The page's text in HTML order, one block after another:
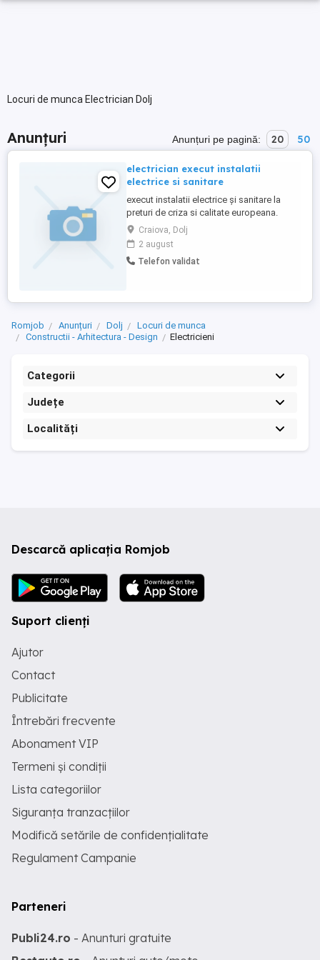
Locuri de munca Electrician Dolj
Anunțuri Anunțuri pe pagină: 20 50
electrician execut instalatii
electrice si sanitare
execut instalatii electrice și sanitare la
preturi de criza si calitate europeana.
Craiova, Dolj
2 august
Telefon validat
Romjob Anunțuri Dolj
Locuri de munca
Constructii - Arhitectura - Design
Electricieni
Categorii
Județe
Localități
Descarcă aplicația Romjob
Suport clienți
Ajutor
Contact
Publicitate
Întrebări frecvente
Abonament VIP
Termeni și condiții
Lista categoriilor
Siguranța tranzacțiilor
Modifică setările de confidențialitate
Regulament Campanie
Parteneri
Publi24.ro - Anunturi gratuite